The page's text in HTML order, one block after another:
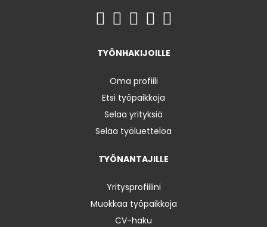
TYÖNHAKIJOILLE
Oma profiili
Etsi työpaikkoja
Selaa yrityksiä
Selaa työluetteloa
TYÖNANTAJILLE
Yritysprofiilini
Muokkaa työpaikkoja
CV-haku